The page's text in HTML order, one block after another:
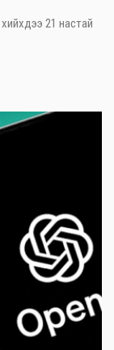
хийхдээ 21 настай